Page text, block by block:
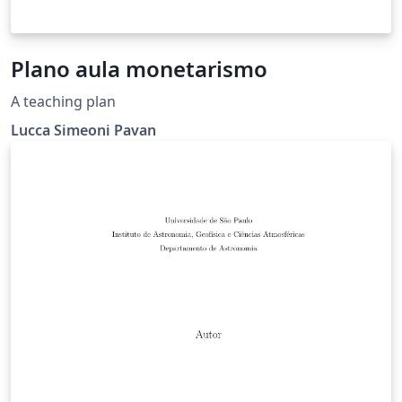
Plano aula monetarismo
A teaching plan
Lucca Simeoni Pavan